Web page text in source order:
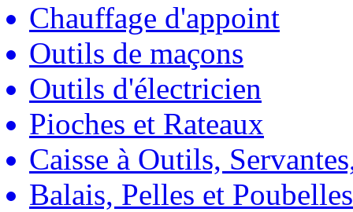
Chauffage d'appoint
Outils de maçons
Outils d'électricien
Pioches et Rateaux
Caisse à Outils,
Balais, Pelles et Poubelles